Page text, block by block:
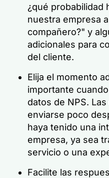
¿qué probabilidad
nuestra empresa
compañero?" y
adicionales para
del cliente.
Elija el momento
importante
datos de NPS.
enviarse poco
haya tenido una
empresa, ya sea
servicio o una
Facilite las